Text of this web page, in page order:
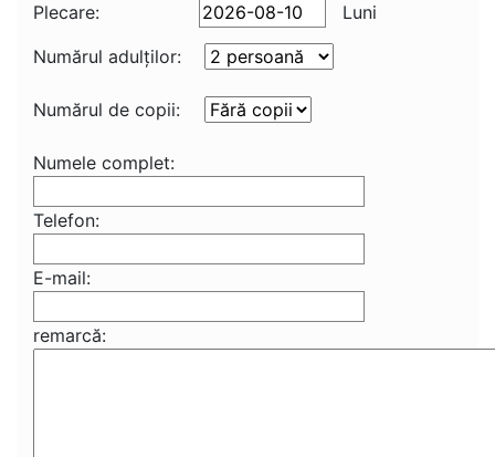
Plecare:
Luni
Numărul adulţilor:
Numărul de copii:
Numele complet:
Telefon:
E-mail:
remarcă: